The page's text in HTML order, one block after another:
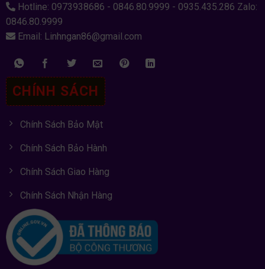
Hotline: 0973938686 - 0846.80.9999 - 0935.435.286 Zalo:
0846.80.9999
Email: Linhngan86@gmail.com
CHÍNH SÁCH
Chính Sách Bảo Mật
Chính Sách Bảo Hành
Chính Sách Giao Hàng
Chính Sách Nhận Hàng